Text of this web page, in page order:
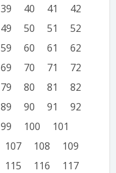
39 40 41
42
49 50 51
52
59 60 61
62
69 70 71
72
79 80 81
82
89 90 91
92
99 100
101
107 108
109
115 116
117